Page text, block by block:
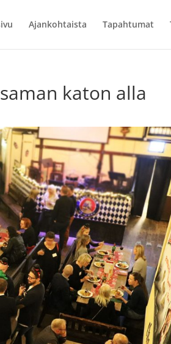
Ajankohtaista Tapahtumat
katon alla